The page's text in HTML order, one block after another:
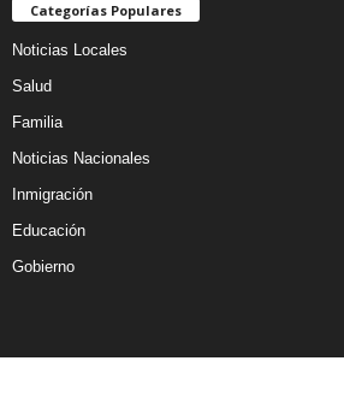
Categorías Populares
Noticias Locales
Salud
Familia
Noticias Nacionales
Inmigración
Educación
Gobierno